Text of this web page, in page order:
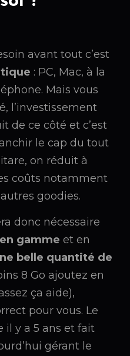
avant tout c’est
: PC, Mac, à la
Mais vous
l’investissement
de ce côté et c’est
le cap du tout
on réduit à
coûts notamment
goodies.
donc nécessaire
gamme et en
belle quantité de
8 Go ajoutez en
ça aide),
pour vous. Le
y a 5 ans et fait
gérant le